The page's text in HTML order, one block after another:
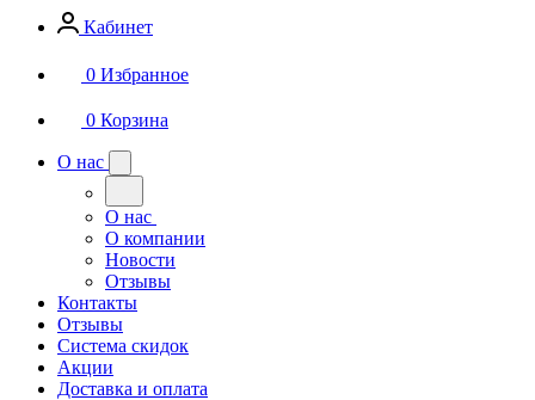
Кабинет
0 Избранное
0 Корзина
О нас
О нас
О компании
Новости
Отзывы
Контакты
Отзывы
Система скидок
Акции
Доставка и оплата